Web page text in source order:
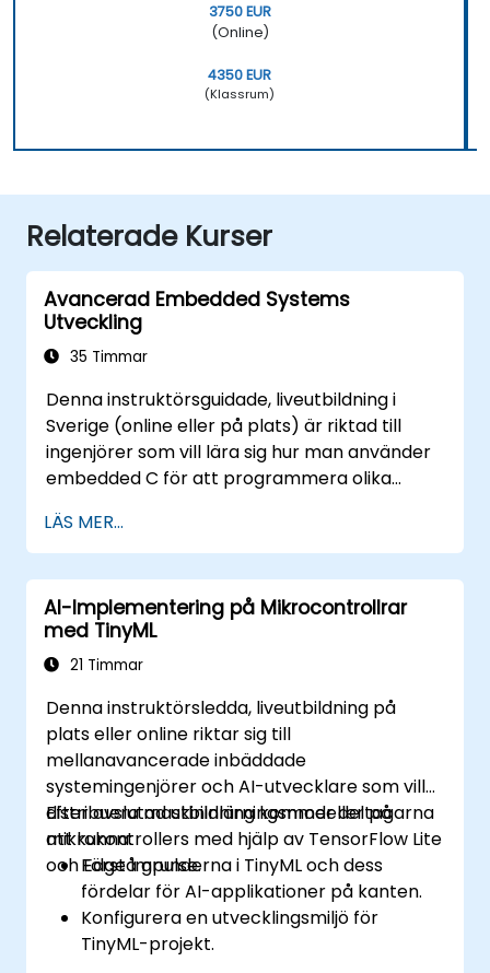
3750 EUR
(Online)
4350 EUR
(Klassrum)
Relaterade Kurser
Avancerad Embedded Systems
Utveckling
35 Timmar
Denna instruktörsguidade, liveutbildning i
Sverige (online eller på plats) är riktad till
ingenjörer som vill lära sig hur man använder
embedded C för att programmera olika
processarkitekturer (8051, ARM CORTEX M-3
och ARM9).
LÄS MER...
AI-Implementering på Mikrocontrollrar
med TinyML
21 Timmar
Denna instruktörsledda, liveutbildning på
plats eller online riktar sig till
mellanavancerade inbäddade
systemingenjörer och AI-utvecklare som vill
distribuera maskininlärningsmodeller på
mikrokontrollers med hjälp av TensorFlow Lite
och Edge Impulse.
Efter avslutad utbildning kommer deltagarna
att kunna:
Förstå grunderna i TinyML och dess
fördelar för AI-applikationer på kanten.
Konfigurera en utvecklingsmiljö för
TinyML-projekt.